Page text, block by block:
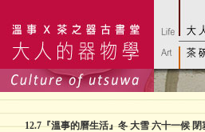
12.7『溫事的曆生活』冬 大雪 六十一候 閉